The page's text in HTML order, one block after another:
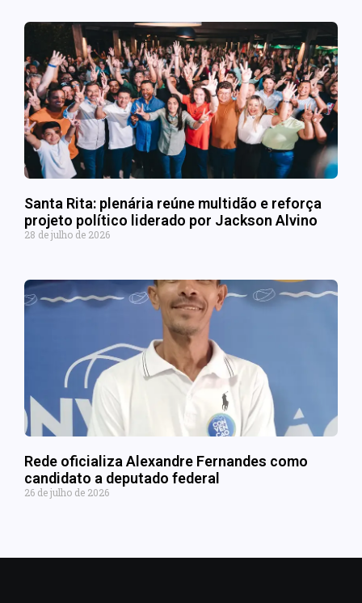
Santa Rita: plenária reúne multidão e reforça
projeto político liderado por Jackson Alvino
28 de julho de 2026
Rede oficializa Alexandre Fernandes como
candidato a deputado federal
26 de julho de 2026